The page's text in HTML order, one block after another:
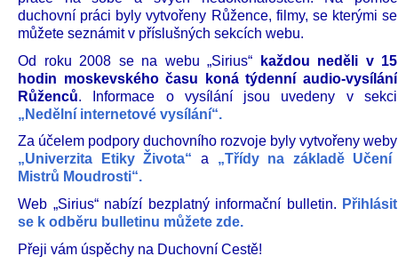
duchovní práci byly vytvořeny Růžence, filmy, se kterými se
můžete seznámit v příslušných sekcích webu.
Od roku 2008 se na webu „Sirius“
každou neděli v 15
hodin moskevského času koná týdenní audio-vysílání
Růženců. Informace o vysílání jsou uvedeny v sekci
„Nedělní internetové vysílání“.
Za účelem podpory duchovního rozvoje byly vytvořeny weby
„Univerzita Etiky Života“ a „Třídy na základě Učení
Mistrů Moudrosti“.
Web „Sirius“ nabízí bezplatný informační bulletin. Přihlásit
se k odběru bulletinu můžete zde.
Přeji vám úspěchy na Duchovní Cestě!